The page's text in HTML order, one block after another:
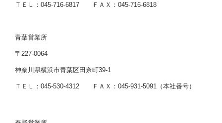
ＴＥＬ：045-716-6817 ＦＡＸ：045-716-6818
青葉営業所
〒227-0064
神奈川県横浜市青葉区田奈町39-1
ＴＥＬ：045-530-4312 ＦＡＸ：045-931-5091（本社番号）